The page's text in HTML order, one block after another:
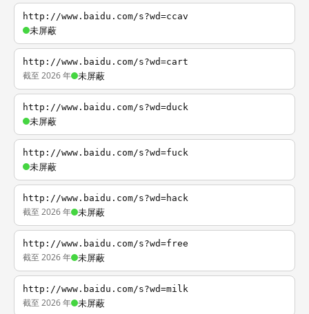
http://www.baidu.com/s?wd=ccav
未屏蔽
http://www.baidu.com/s?wd=cart
截至 2026 年 未屏蔽
http://www.baidu.com/s?wd=duck
未屏蔽
http://www.baidu.com/s?wd=fuck
未屏蔽
http://www.baidu.com/s?wd=hack
截至 2026 年 未屏蔽
http://www.baidu.com/s?wd=free
截至 2026 年 未屏蔽
http://www.baidu.com/s?wd=milk
截至 2026 年 未屏蔽